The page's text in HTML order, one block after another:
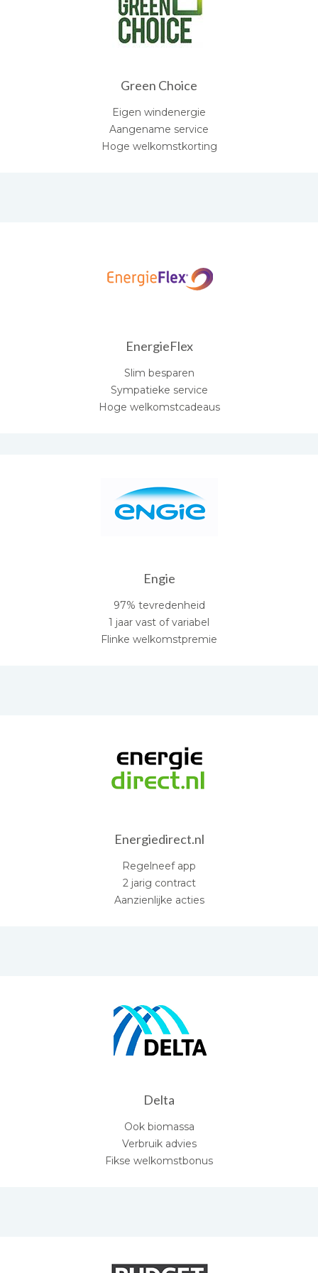
Green Choice
Eigen windenergie
Aangename service
Hoge welkomstkorting
EnergieFlex
Slim besparen
Sympatieke service
Hoge welkomstcadeaus
Engie
97% tevredenheid
1 jaar vast of variabel
Flinke welkomstpremie
Energiedirect.nl
Regelneef app
2 jarig contract
Aanzienlijke acties
Delta
Ook biomassa
Verbruik advies
Fikse welkomstbonus